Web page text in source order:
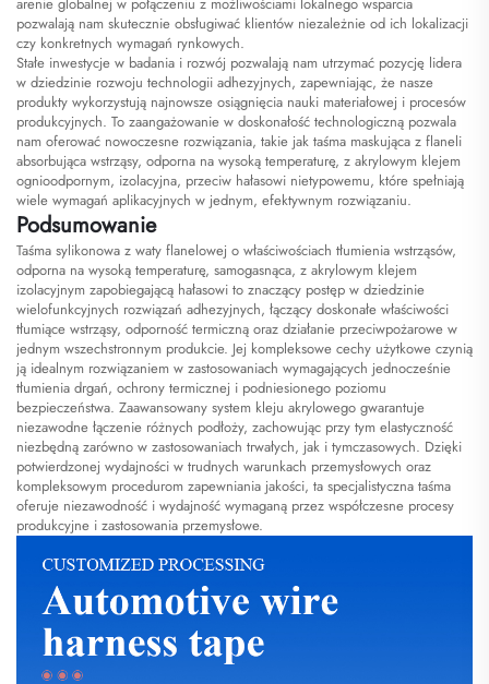
pozwalają nam skutecznie obsługiwać klientów niezależnie od ich lokalizacji
czy konkretnych wymagań rynkowych.
Stałe inwestycje w badania i rozwój pozwalają nam utrzymać pozycję lidera
w dziedzinie rozwoju technologii adhezyjnych, zapewniając, że nasze
produkty wykorzystują najnowsze osiągnięcia nauki materiałowej i procesów
produkcyjnych. To zaangażowanie w doskonałość technologiczną pozwala
nam oferować nowoczesne rozwiązania, takie jak taśma maskująca z flaneli
absorbująca wstrząsy, odporna na wysoką temperaturę, z akrylowym klejem
ognioodpornym, izolacyjna, przeciw hałasowi nietypowemu, które spełniają
wiele wymagań aplikacyjnych w jednym, efektywnym rozwiązaniu.
Podsumowanie
Taśma sylikonowa z waty flanelowej o właściwościach tłumienia wstrząsów,
odporna na wysoką temperaturę, samogasnąca, z akrylowym klejem
izolacyjnym zapobiegającą hałasowi to znaczący postęp w dziedzinie
wielofunkcyjnych rozwiązań adhezyjnych, łączący doskonałe właściwości
tłumiące wstrząsy, odporność termiczną oraz działanie przeciwpożarowe w
jednym wszechstronnym produkcie. Jej kompleksowe cechy użytkowe czynią
ją idealnym rozwiązaniem w zastosowaniach wymagających jednocześnie
tłumienia drgań, ochrony termicznej i podniesionego poziomu
bezpieczeństwa. Zaawansowany system kleju akrylowego gwarantuje
niezawodne łączenie różnych podłoży, zachowując przy tym elastyczność
niezbędną zarówno w zastosowaniach trwałych, jak i tymczasowych. Dzięki
potwierdzonej wydajności w trudnych warunkach przemysłowych oraz
kompleksowym procedurom zapewniania jakości, ta specjalistyczna taśma
oferuje niezawodność i wydajność wymaganą przez współczesne procesy
produkcyjne i zastosowania przemysłowe.